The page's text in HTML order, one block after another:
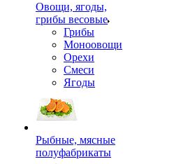
Овощи, ягоды,
грибы весовые
Грибы
Моноовощи
Орехи
Смеси
Ягоды
Рыбные, мясные
полуфабрикаты